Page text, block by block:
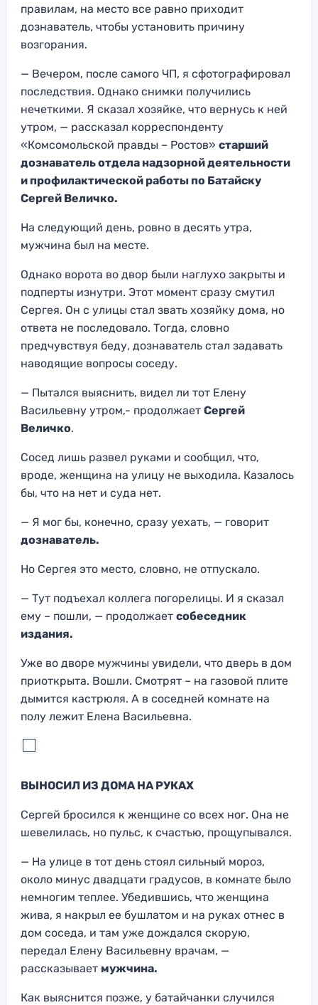
правилам, на место все равно приходит
дознаватель, чтобы установить причину
возгорания.
— Вечером, после самого ЧП, я сфотографировал
последствия. Однако снимки получились
нечеткими. Я сказал хозяйке, что вернусь к ней
утром, — рассказал корреспонденту
«Комсомольской правды – Ростов» старший
дознаватель отдела надзорной деятельности
и профилактической работы по Батайску
Сергей Величко.
На следующий день, ровно в десять утра,
мужчина был на месте.
Однако ворота во двор были наглухо закрыты и
подперты изнутри. Этот момент сразу смутил
Сергея. Он с улицы стал звать хозяйку дома, но
ответа не последовало. Тогда, словно
предчувствуя беду, дознаватель стал задавать
наводящие вопросы соседу.
— Пытался выяснить, видел ли тот Елену
Васильевну утром,- продолжает Сергей
Величко.
Сосед лишь развел руками и сообщил, что,
вроде, женщина на улицу не выходила. Казалось
бы, что на нет и суда нет.
— Я мог бы, конечно, сразу уехать, — говорит
дознаватель.
Но Сергея это место, словно, не отпускало.
— Тут подъехал коллега погорелицы. И я сказал
ему – пошли, — продолжает собеседник
издания.
Уже во дворе мужчины увидели, что дверь в дом
приоткрыта. Вошли. Смотрят – на газовой плите
дымится кастрюля. А в соседней комнате на
полу лежит Елена Васильевна.
ВЫНОСИЛ ИЗ ДОМА НА РУКАХ
Сергей бросился к женщине со всех ног. Она не
шевелилась, но пульс, к счастью, прощупывался.
— На улице в тот день стоял сильный мороз,
около минус двадцати градусов, в комнате было
немногим теплее. Убедившись, что женщина
жива, я накрыл ее бушлатом и на руках отнес в
дом соседа, и там уже дождался скорую,
передал Елену Васильевну врачам, —
рассказывает мужчина.
Как выяснится позже, у батайчанки случился